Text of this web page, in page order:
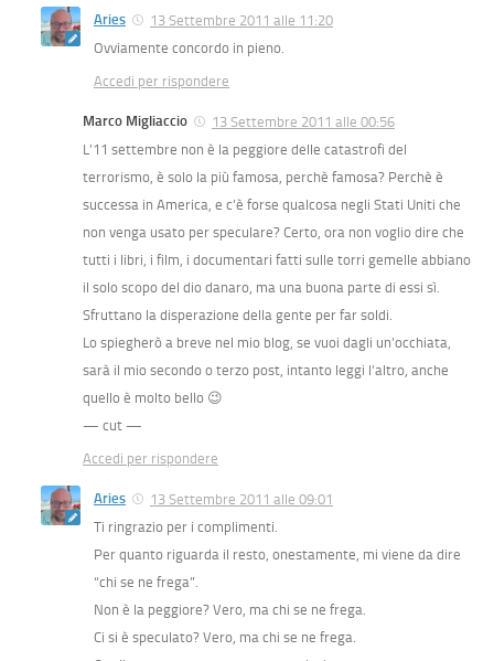
Aries
13 Settembre 2011 alle 11:20
Ovviamente concordo in pieno.
Accedi per rispondere
Marco Migliaccio
13 Settembre 2011 alle 00:56
L’11 settembre non è la peggiore delle catastrofi del
terrorismo, è solo la più famosa, perchè famosa? Perchè è
successa in America, e c’è forse qualcosa negli Stati Uniti che
non venga usato per speculare? Certo, ora non voglio dire che
tutti i libri, i film, i documentari fatti sulle torri gemelle abbiano
il solo scopo del dio danaro, ma una buona parte di essi sì.
Sfruttano la disperazione della gente per far soldi.
Lo spiegherò a breve nel mio blog, se vuoi dagli un’occhiata,
sarà il mio secondo o terzo post, intanto leggi l’altro, anche
quello è molto bello 😉
— cut —
Accedi per rispondere
Aries
13 Settembre 2011 alle 09:01
Ti ringrazio per i complimenti.
Per quanto riguarda il resto, onestamente, mi viene da dire
“chi se ne frega”.
Non è la peggiore? Vero, ma chi se ne frega.
Ci si è speculato? Vero, ma chi se ne frega.